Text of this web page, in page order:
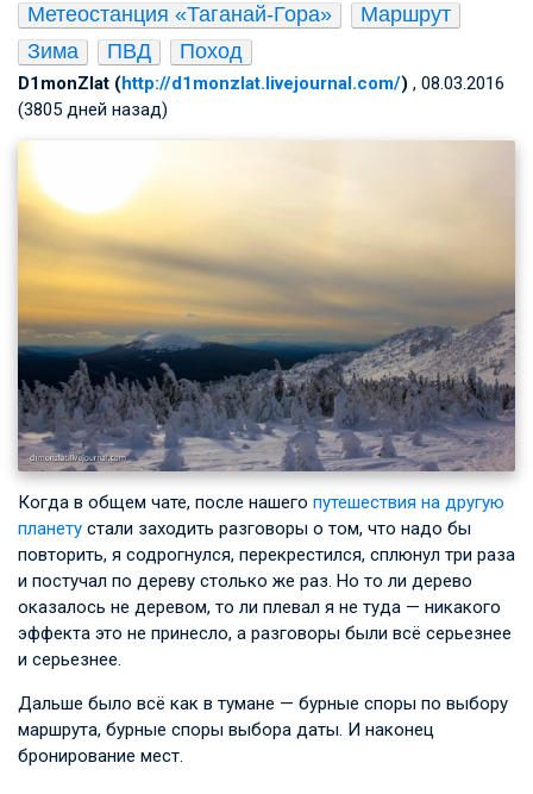
Метеостанция «Таганай-Гора»
Маршрут
Зима
ПВД Поход
D1monZlat (http://d1monzlat.livejournal.com/) , 08.03.2016
(3805 дней назад)
Когда в общем чате, после нашего путешествия на другую
планету стали заходить разговоры о том, что надо бы
повторить, я содрогнулся, перекрестился, сплюнул три раза
и постучал по дереву столько же раз. Но то ли дерево
оказалось не деревом, то ли плевал я не туда — никакого
эффекта это не принесло, а разговоры были всё серьезнее
и серьезнее.
Дальше было всё как в тумане — бурные споры по выбору
маршрута, бурные споры выбора даты. И наконец
бронирование мест.